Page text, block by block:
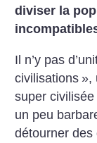
diviser la
Il n’y pas
civilisations »,
super
un peu
détourner des